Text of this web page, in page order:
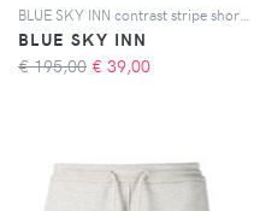
BLUE SKY INN
€ 195,00 € 39,00